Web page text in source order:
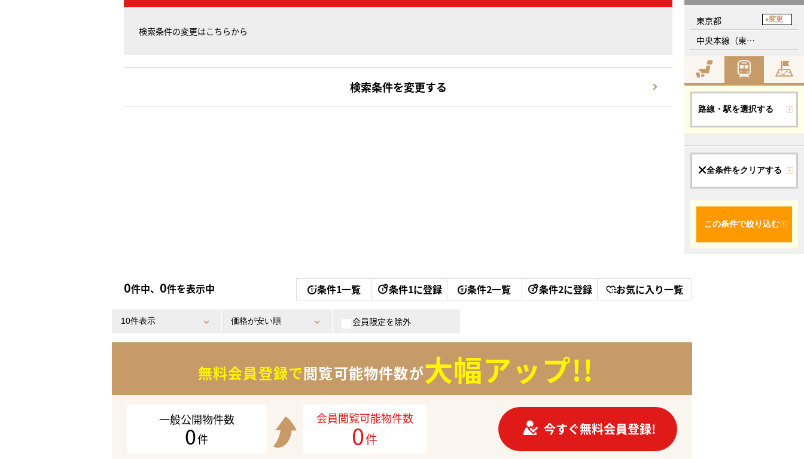
検索条件の変更はこちらから
検索条件を変更する
東京都 変更
中央本線（東海）
路線・駅を選択する
全条件をクリアする
この条件で絞り込む
0件中、 0件を表示中 条件1一覧 条件1に登録 条件2一覧 条件2に登録 お気に入り一覧
会員限定を除外
無料会員登録で閲覧可能物件数が大幅アップ!!
一般公開物件数
0件
会員閲覧可能物件数
0件
今すぐ無料会員登録!